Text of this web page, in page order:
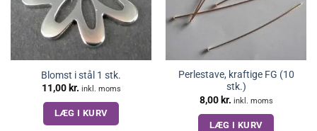
Blomst i stål 1 stk.
11,00 kr. inkl. moms
LÆG I KURV
Perlestave, kraftige FG (10
stk.)
8,00 kr. inkl. moms
LÆG I KURV